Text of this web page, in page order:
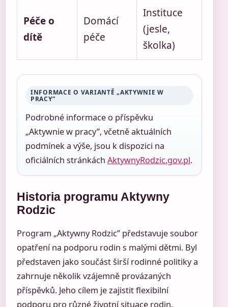
Péče o
dítě
Domácí
péče
Instituce
(jesle,
školka)
INFORMACE O VARIANTĚ „AKTYWNIE W
PRACY”
Podrobné informace o příspěvku
„Aktywnie w pracy”, včetně aktuálních
podmínek a výše, jsou k dispozici na
oficiálních stránkách AktywnyRodzic.gov.pl.
Historia programu Aktywny
Rodzic
Program „Aktywny Rodzic” představuje soubor
opatření na podporu rodin s malými dětmi. Byl
představen jako součást širší rodinné politiky a
zahrnuje několik vzájemně provázaných
příspěvků. Jeho cílem je zajistit flexibilní
podporu pro různé životní situace rodin.